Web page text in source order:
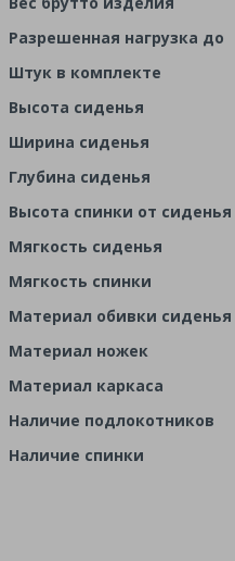
Разрешенная нагрузка до
Штук в комплекте
Высота сиденья
Ширина сиденья
Глубина сиденья
Высота спинки от сиденья
Мягкость сиденья
Мягкость спинки
Материал обивки сиденья
Материал ножек
Материал каркаса
Наличие подлокотников
Наличие спинки